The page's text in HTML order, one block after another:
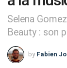
Selena
Beauty : son
by Fabien